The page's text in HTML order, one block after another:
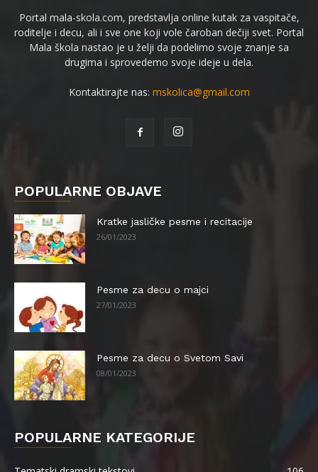
Portal mala-skola.com, predstavlja online kutak za vaspitače,
roditelje i decu, ali i sve one koji vole čaroban dečiji svet. Portal
Mala škola nastao je u želji da podelimo svoje znanje sa
drugima i sprovedemo svoje ideje u dela.
Kontaktirajte nas: mskolica@gmail.com
POPULARNE OBJAVE
Kratke jasličke pesme i recitacije
26/01/2023
Pesme za decu o majci
27/01/2023
Pesme za decu o Svetom Savi
08/01/2023
POPULARNE KATEGORIJE